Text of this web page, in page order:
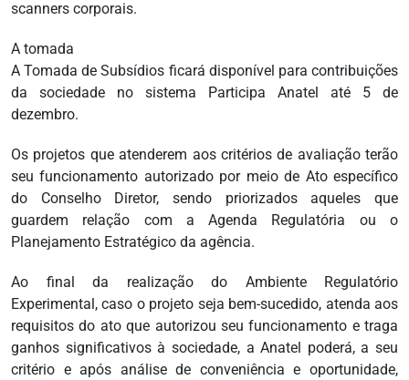
scanners corporais.
A tomada
A Tomada de Subsídios ficará disponível para contribuições
da sociedade no sistema Participa Anatel até 5 de
dezembro.
Os projetos que atenderem aos critérios de avaliação terão
seu funcionamento autorizado por meio de Ato específico
do Conselho Diretor, sendo priorizados aqueles que
guardem relação com a Agenda Regulatória ou o
Planejamento Estratégico da agência.
Ao final da realização do Ambiente Regulatório
Experimental, caso o projeto seja bem-sucedido, atenda aos
requisitos do ato que autorizou seu funcionamento e traga
ganhos significativos à sociedade, a Anatel poderá, a seu
critério e após análise de conveniência e oportunidade,